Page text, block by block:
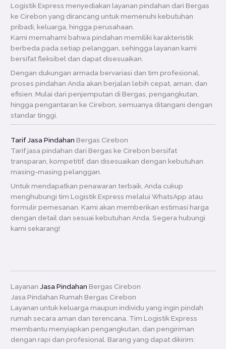
Logistik Express menyediakan layanan pindahan dari Bergas
ke Cirebon yang dirancang untuk memenuhi kebutuhan
pribadi, keluarga, hingga perusahaan.
Kami memahami bahwa pindahan memiliki karakteristik
berbeda pada setiap pelanggan, sehingga layanan kami
bersifat fleksibel dan dapat disesuaikan.
Dengan dukungan armada bervariasi dan tim profesional,
proses pindahan Anda akan berjalan lebih cepat, aman, dan
efisien. Mulai dari penjemputan di Bergas, pengangkutan,
hingga pengantaran ke Cirebon, semuanya ditangani dengan
standar tinggi.
Tarif Jasa Pindahan Bergas Cirebon
Tarif jasa pindahan dari Bergas ke Cirebon bersifat
transparan, kompetitif, dan disesuaikan dengan kebutuhan
masing-masing pelanggan.
Untuk mendapatkan penawaran terbaik, Anda cukup
menghubungi tim Logistik Express melalui WhatsApp atau
formulir pemesanan. Kami akan memberikan estimasi harga
dengan detail dan sesuai kebutuhan Anda. Segera hubungi
kami sekarang!
LayananJasa Pindahan Bergas Cirebon
Jasa Pindahan Rumah Bergas Cirebon
Layanan untuk keluarga maupun individu yang ingin pindah
rumah secara aman dan terencana. Tim Logistik Express
membantu menyiapkan pengangkutan, dan pengiriman
dengan rapi dan profesional. Barang yang dapat dikirim: